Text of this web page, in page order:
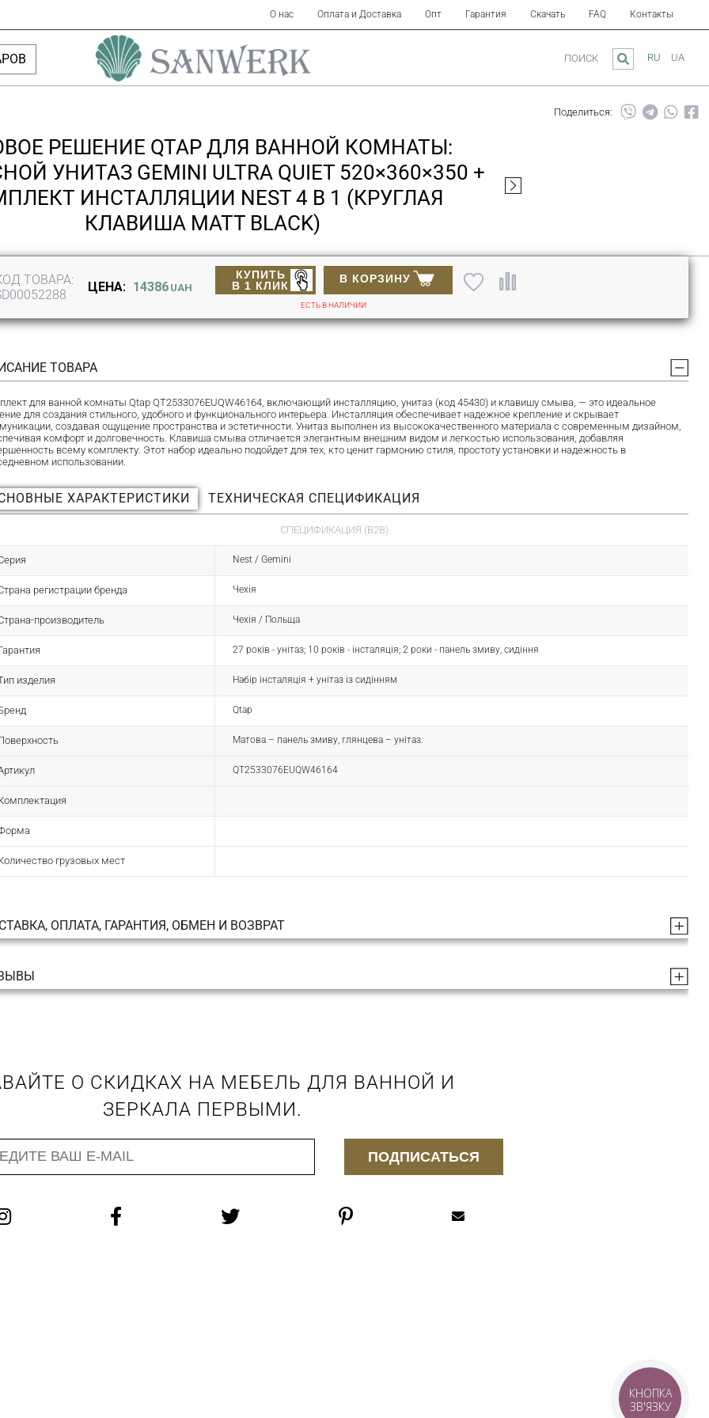
О нас Оплата и Доставка Опт Гарантия Скачать FAQ Контакты
RU UA
ПОИСК
Поделиться:
РЕШЕНИЕ QTAP ДЛЯ ВАННОЙ КОМНАТЫ:
УНИТАЗ GEMINI ULTRA QUIET 520×360×350 +
ИНСТАЛЛЯЦИИ NEST 4 В 1 (КРУГЛАЯ
КЛАВИША MATT BLACK)
ТОВАРА:
ЦЕНА: 14386 UAH
В КОРЗИНУ
КУПИТЬ
В 1 КЛИК
ЕСТЬ В НАЛИЧИИ
ТОВАРА
для ванной комнаты Qtap QT2533076EUQW46164, включающий инсталляцию, унитаз (код 45430) и клавишу смыва, — это идеальное
для создания стильного, удобного и функционального интерьера. Инсталляция обеспечивает надежное крепление и скрывает
создавая ощущение пространства и эстетичности. Унитаз выполнен из высококачественного материала с современным дизайном,
комфорт и долговечность. Клавиша смыва отличается элегантным внешним видом и легкостью использования, добавляя
всему комплекту. Этот набор идеально подойдет для тех, кто ценит гармонию стиля, простоту установки и надежность в
использовании.
ХАРАКТЕРИСТИКИ ТЕХНИЧЕСКАЯ СПЕЦИФИКАЦИЯ
СПЕЦИФИКАЦИЯ (B2B)
Nest / Gemini
регистрации бренда Чехія
производитель Чехія / Польща
27 років - унітаз; 10 років - інсталяція; 2 роки - панель змиву, сидіння
изделия Набір інсталяція + унітаз із сидінням
Qtap
Матова – панель змиву, глянцева – унітаз.
QT2533076EUQW46164
грузовых мест
ОПЛАТА, ГАРАНТИЯ, ОБМЕН И ВОЗВРАТ
О СКИДКАХ НА МЕБЕЛЬ ДЛЯ ВАННОЙ И
ЗЕРКАЛА ПЕРВЫМИ.
ПОДПИСАТЬСЯ
КНОПКА
ЗВ'ЯЗКУ